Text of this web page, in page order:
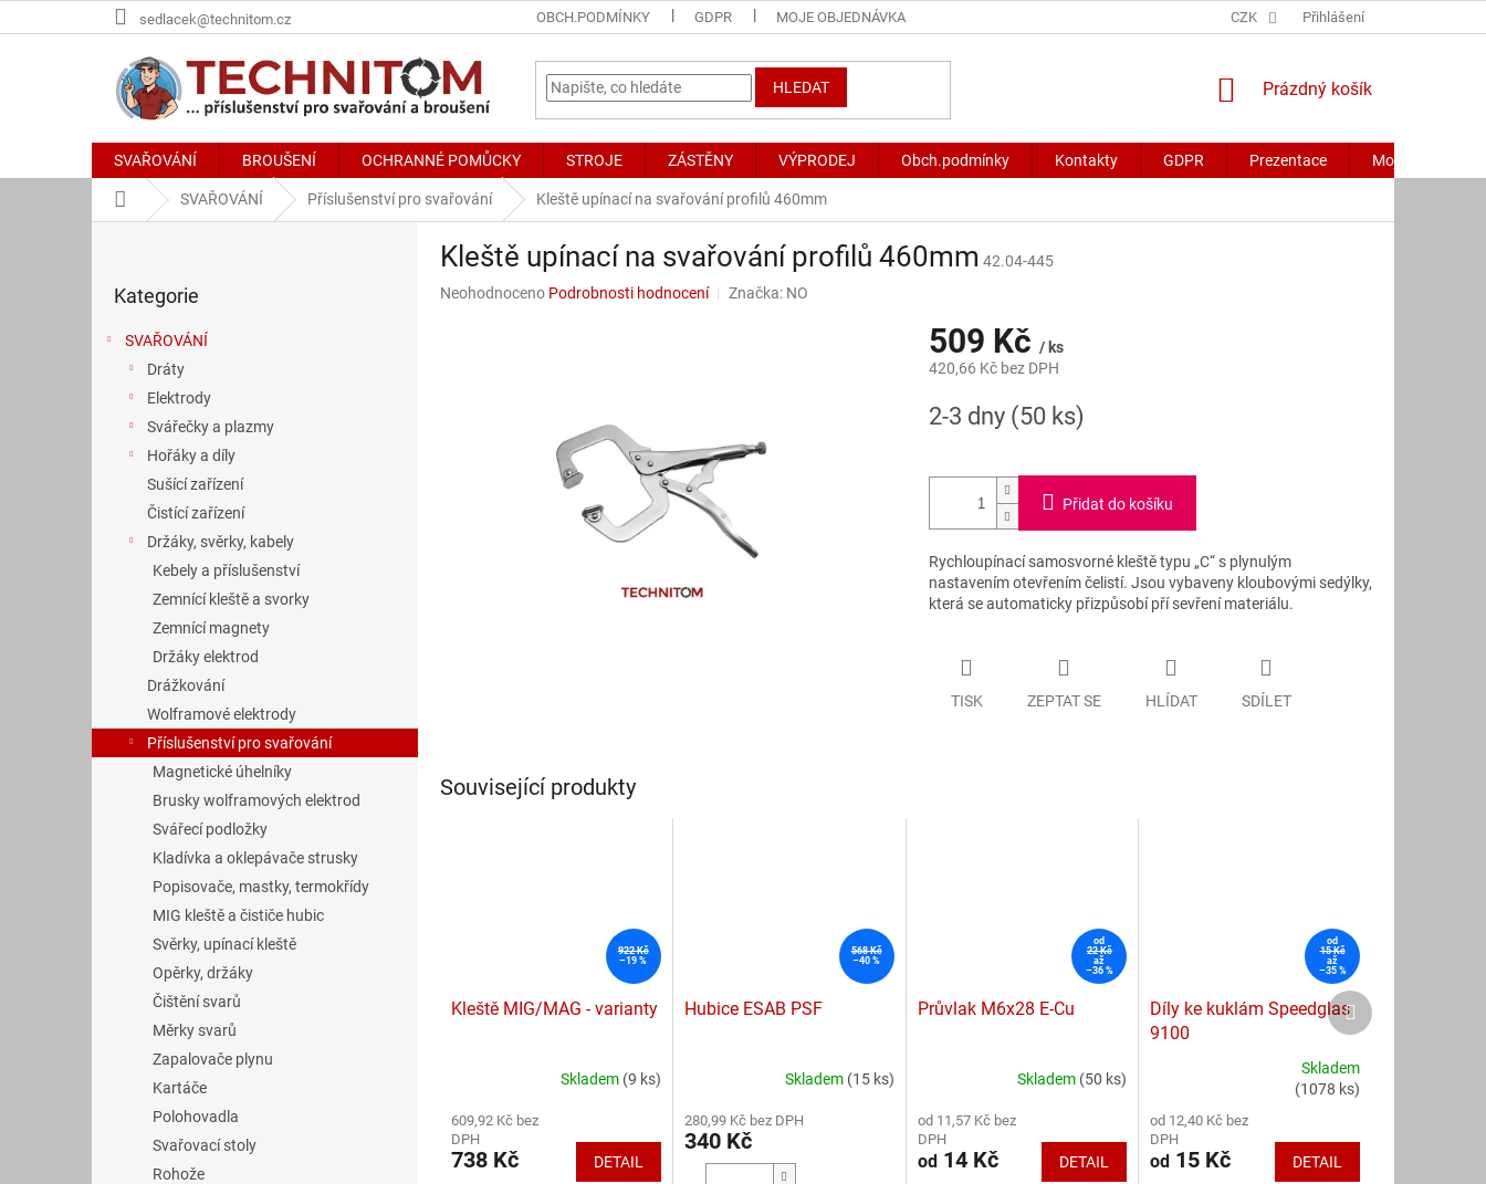
na
sedlacek@technitom.cz OBCH.PODMÍNKY GDPR MOJE OBJEDNÁVKA CZK Přihlášení
HLEDAT
NÁKUPNÍ
Prázdný košík
SVAŘOVÁNÍ BROUŠENÍ OCHRANNÉ POMŮCKY STROJE ZÁSTĚNY VÝPRODEJ Obch.podmínky Kontakty GDPR Prezentace Moje
Domů SVAŘOVÁNÍ Příslušenství pro svařování Kleště upínací na svařování profilů 460mm
kategorie
Kategorie
SVAŘOVÁNÍ
Dráty
Elektrody
Svářečky a plazmy
Hořáky a díly
Sušící zařízení
Čistící zařízení
Držáky, svěrky, kabely
Kebely a příslušenství
Zemnící kleště a svorky
Zemnící magnety
Držáky elektrod
Drážkování
Wolframové elektrody
Příslušenství pro svařování
Magnetické úhelníky
Brusky wolframových elektrod
Svářecí podložky
Kladívka a oklepávače strusky
Popisovače, mastky, termokřídy
MIG kleště a čističe hubic
Svěrky, upínací kleště
Opěrky, držáky
Čištění svarů
Měrky svarů
Zapalovače plynu
Kartáče
Polohovadla
Svařovací stoly
Rohože
Kleště upínací na svařování profilů 460mm 42.04-445
Průměrné
Neohodnoceno Podrobnosti hodnocení Značka: NO
509 Kč / ks
420,66 Kč bez DPH
cena:
2-3 dny (50 ks)
Přidat do košíku
Rychloupínací samosvorné kleště typu „C“ s plynulým
nastavením otevřením čelistí. Jsou vybaveny kloubovými sedýlky,
která se automaticky přizpůsobí pří sevření materiálu.
TISK ZEPTAT SE HLÍDAT SDÍLET
Související produkty
922 Kč
–19 %
Kleště MIG/MAG - varianty
produktu
je
4,6
Skladem (9 ks)
609,92 Kč bez
DPH
738 Kč DETAIL
568 Kč
–40 %
Hubice ESAB PSF
produktu
je
Skladem (15 ks)
280,99 Kč bez DPH
340 Kč
od
22 Kč
až
–36 %
Průvlak M6x28 E-Cu
produktu
je
4,5
Skladem (50 ks)
od 11,57 Kč bez
DPH
od14 Kč DETAIL
od
15 Kč
až
–35 %
Díly ke kuklám Speedglas
9100
produktu
je
4,8
Skladem
(1078 ks)
od 12,40 Kč bez
DPH
od 15 Kč DETAIL
Další
produkt